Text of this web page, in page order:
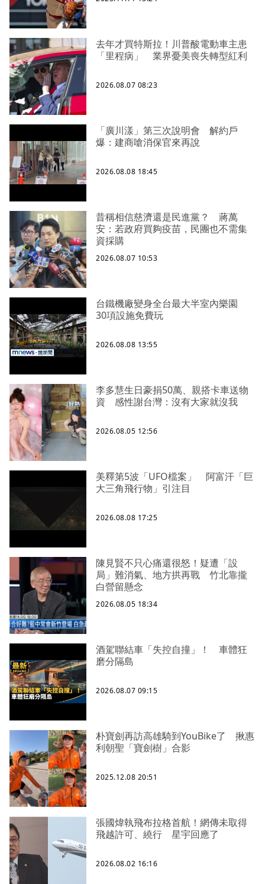
去年才買特斯拉！川普酸電動車主患
「里程病」 業界憂美喪失轉型紅利
2026.08.07 08:23
「廣川漾」第三次說明會 解約戶
爆：建商嗆消保官來再說
2026.08.08 18:45
昔稱相信慈濟還是民進黨？ 蔣萬
安：若政府買夠疫苗，民團也不需集
資採購
2026.08.07 10:53
台鐵機廠變身全台最大半室內樂園
30項設施免費玩
2026.08.08 13:55
李多慧生日豪捐50萬、親搭卡車送物
資 感性謝台灣：沒有大家就沒我
2026.08.05 12:56
美釋第5波「UFO檔案」 阿富汗「巨
大三角飛行物」引注目
2026.08.08 17:25
陳見賢不只心痛還很怒！疑遭「設
局」難消氣、地方拱再戰 竹北靠攏
白營留懸念
2026.08.05 18:34
酒駕聯結車「失控自撞」！ 車體狂
磨分隔島
2026.08.07 09:15
朴寶劍再訪高雄騎到YouBike了 揪惠
利朝聖「寶劍樹」合影
2025.12.08 20:51
張國煒執飛布拉格首航！網傳未取得
飛越許可、繞行 星宇回應了
2026.08.02 16:16